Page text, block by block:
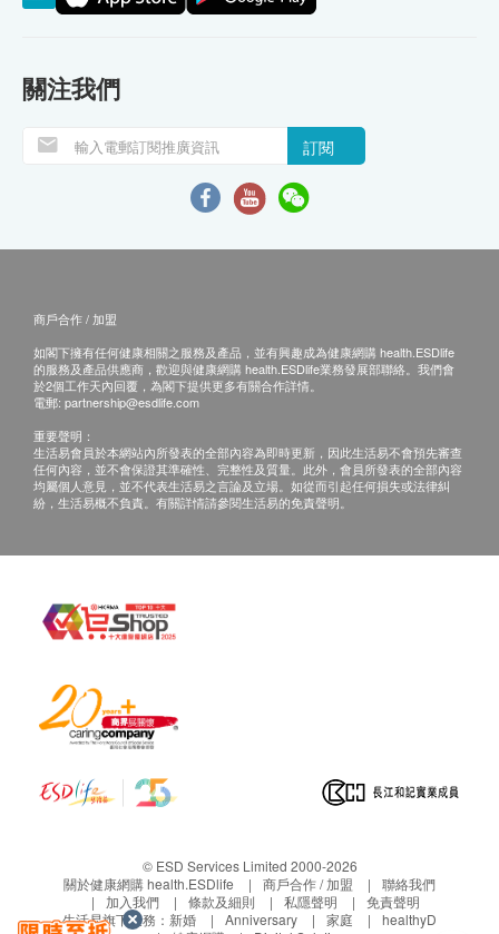
關注我們
訂閱
商戶合作 / 加盟
如閣下擁有任何健康相關之服務及產品，並有興趣成為健康網購 health.ESDlife
的服務及產品供應商，歡迎與健康網購 health.ESDlife業務發展部聯絡。我們會
於2個工作天內回覆，為閣下提供更多有關合作詳情。
電郵: partnership@esdlife.com
重要聲明：
生活易會員於本網站內所發表的全部內容為即時更新，因此生活易不會預先審查
任何內容，並不會保證其準確性、完整性及質量。此外，會員所發表的全部內容
均屬個人意見，並不代表生活易之言論及立場。如從而引起任何損失或法律糾
紛，生活易概不負責。有關詳情請參閱生活易的免責聲明。
© ESD Services Limited 2000-2026
關於健康網購 health.ESDlife
商戶合作 / 加盟
聯絡我們
加入我們
條款及細則 私隱聲明
免責聲明
生活易旗下業務： 新婚 Anniversary 家庭
healthyD